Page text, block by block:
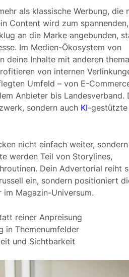
als klassische Werbung, die
Content wird zum spannenden,
an die Marke angebunden,
Im Medien-Ökosystem von
deine Inhalte mit anderen
von internen
Umfeld – von E-
Anbieter bis Landesverband.
sondern auch KI-gestützte
nicht einfach weiter, sondern
werden Teil von Storylines,
Dein Advertorial reiht
ein, sondern positioniert
Magazin-Universum.
reiner Anpreisung
in Themenumfelder
und Sichtbarkeit